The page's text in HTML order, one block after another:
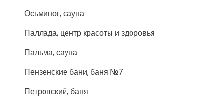
Осьминог, сауна
Паллада, центр красоты и здоровья
Пальма, сауна
Пензенские бани, баня №7
Петровский, баня